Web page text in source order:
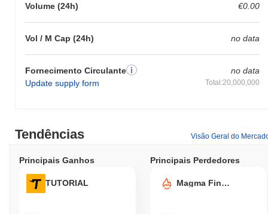
Volume (24h) €0.00
Vol / M Cap (24h) no data
Fornecimento Circulante
Update supply form
no data
Total:20,000,000
Tendências Visão Geral do
Principais Ganhos
TUTORIAL
Principais Perdedores
Magma Finance